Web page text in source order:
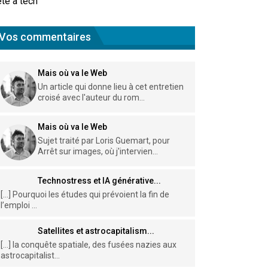
commentaires
Mais où va le Web
Un article qui donne lieu à cet entretien
croisé avec l'auteur du rom...
Mais où va le Web
Sujet traité par Loris Guemart, pour
Arrêt sur images, où j'intervien...
Technostress et IA générative...
[…] Pourquoi les études qui prévoient la fin de
l’emploi ...
Satellites et astrocapitalism...
[…] la conquête spatiale, des fusées nazies aux
astrocapitalist...